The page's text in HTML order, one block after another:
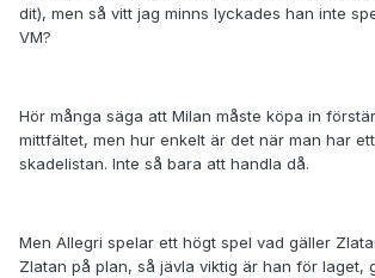
dit), men så vitt jag minns lyckades han inte
VM?
Hör många säga att Milan måste köpa in
mittfältet, men hur enkelt är det när man har
skadelistan. Inte så bara att handla då.
Men Allegri spelar ett högt spel vad gäller
Zlatan på plan, så jävla viktig är han för laget,